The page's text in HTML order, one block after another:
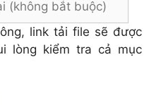
link tải file sẽ được
lòng kiểm tra cả mục